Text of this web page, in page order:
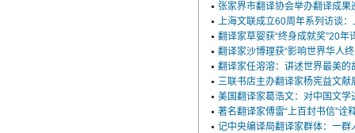
张家界市翻译协会举办翻译成果
上海文联成立60周年系列访谈
翻译家草婴获“终身成就奖”20年
翻译家沙博理获“影响世界华人
翻译家任溶溶：讲述世界最美的
三联书店主办翻译家杨宪益文献
美国翻译家葛浩文：对中国文学
著名翻译家傅雷“上百封书信”诠
记中央编译局翻译家群体：一群